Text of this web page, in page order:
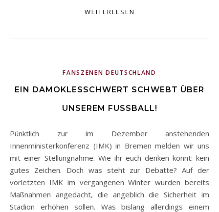
WEITERLESEN
FANSZENEN DEUTSCHLAND
EIN DAMOKLESSCHWERT SCHWEBT ÜBER
UNSEREM FUSSBALL!
Pünktlich zur im Dezember anstehenden
Innenministerkonferenz (IMK) in Bremen melden wir uns
mit einer Stellungnahme. Wie ihr euch denken könnt: kein
gutes Zeichen. Doch was steht zur Debatte? Auf der
vorletzten IMK im vergangenen Winter wurden bereits
Maßnahmen angedacht, die angeblich die Sicherheit im
Stadion erhöhen sollen. Was bislang allerdings einem